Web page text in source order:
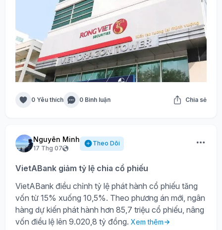
0 Yêu thích 0 Bình luận Chia sẻ
Nguyên Minh
17 Thg 07
Theo Dõi
VietABank giảm tỷ lệ chia cổ phiếu
VietABank điều chỉnh tỷ lệ phát hành cổ phiếu tăng
vốn từ 15% xuống 10,5%. Theo phương án mới, ngân
hàng dự kiến phát hành hơn 85,7 triệu cổ phiếu, nâng
vốn điều lệ lên 9.020,8 tỷ đồng. Xem thêm